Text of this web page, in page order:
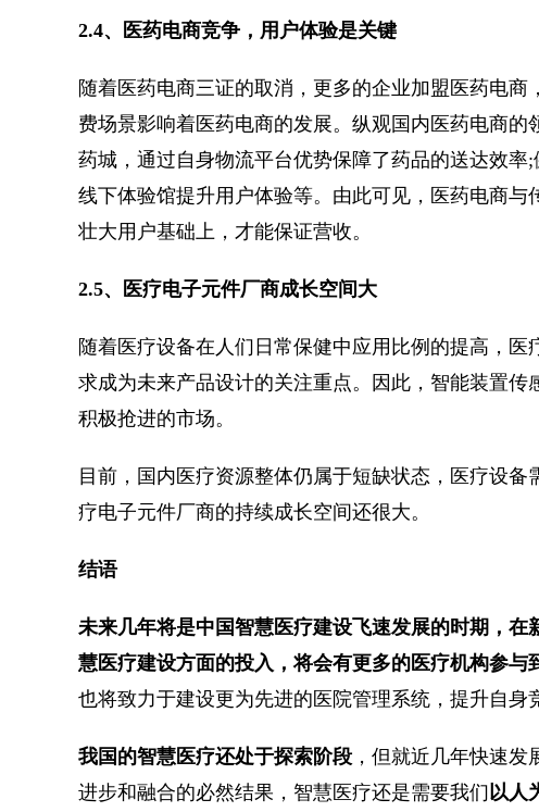
2.4、医药电商竞争，用户体验是关键
随着医药电商三证的取消，更多的企业加盟医药电
费场景影响着医药电商的发展。纵观国内医药电商
药城，通过自身物流平台优势保障了药品的送达效
线下体验馆提升用户体验等。由此可见，医药电商与
壮大用户基础上，才能保证营收。
2.5、医疗电子元件厂商成长空间大
随着医疗设备在人们日常保健中应用比例的提高，
求成为未来产品设计的关注重点。因此，智能装置
积极抢进的市场。
目前，国内医疗资源整体仍属于短缺状态，医疗设
疗电子元件厂商的持续成长空间还很大。
结语
未来几年将是中国智慧医疗建设飞速发展的时期，
慧医疗建设方面的投入，将会有更多的医疗机构参与
也将致力于建设更为先进的医院管理系统，提升自身
我国的智慧医疗还处于探索阶段 ，但就近几年快速
进步和融合的必然结果，智慧医疗还是需要我们 以人